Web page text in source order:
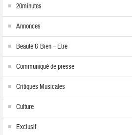
20minutes
Annonces
Beauté & Bien – Etre
Communiqué de presse
Critiques Musicales
Culture
Exclusif